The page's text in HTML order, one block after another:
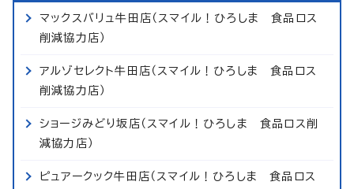
マックスバリュ牛田店（スマイル！ひろしま 食品ロス
削減協力店）
アルゾセレクト牛田店（スマイル！ひろしま 食品ロス
削減協力店）
ショージみどり坂店（スマイル！ひろしま 食品ロス削
減協力店）
ピュアークック牛田店（スマイル！ひろしま 食品ロス